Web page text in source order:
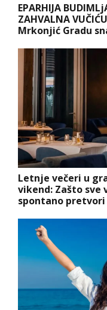
EPARHIJA
ZAHVALNA
Mrkonjić Gradu
Letnje večeri u
vikend: Zašto sve
spontano pretvori